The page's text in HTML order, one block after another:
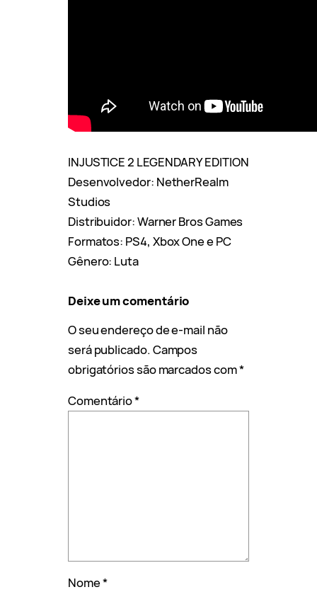
INJUSTICE 2 LEGENDARY EDITION
Desenvolvedor: NetherRealm
Studios
Distribuidor: Warner Bros Games
Formatos: PS4, Xbox One e PC
Gênero: Luta
Deixe um comentário
O seu endereço de e-mail não
será publicado. Campos
obrigatórios são marcados com*
Comentário*
Nome*